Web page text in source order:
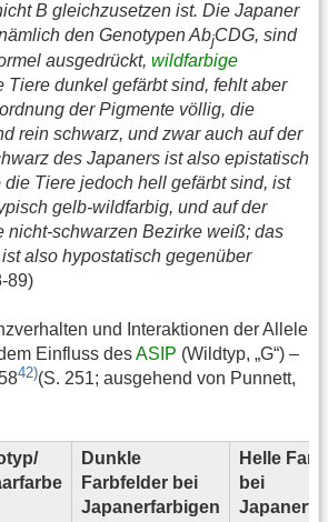
B gleichzusetzen ist. Die Japaner
den Genotypen AbjCDG, sind
ausgedrückt, wildfarbige
Tiere dunkel gefärbt sind, fehlt aber
der Pigmente völlig, die
rein schwarz, und zwar auch auf der
des Japaners ist also epistatisch
Tiere jedoch hell gefärbt sind, ist
gelb-wildfarbig, und auf der
nicht-schwarzen Bezirke weiß; das
also hypostatisch gegenüber
89)
und Interaktionen der Allele
Einfluss desASIP (Wildtyp, „G“) –
42)(S. 251; ausgehend von Punnett,
Dunkle
Farbfelder bei
Japanerfarbigen
Helle
bei